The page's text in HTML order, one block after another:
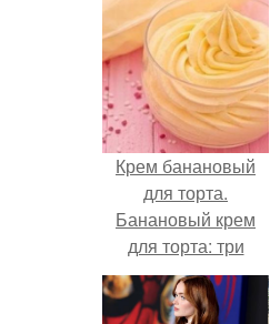
Крем банановый
для торта.
Банановый крем
для торта: три
рецепта как
приготовить.